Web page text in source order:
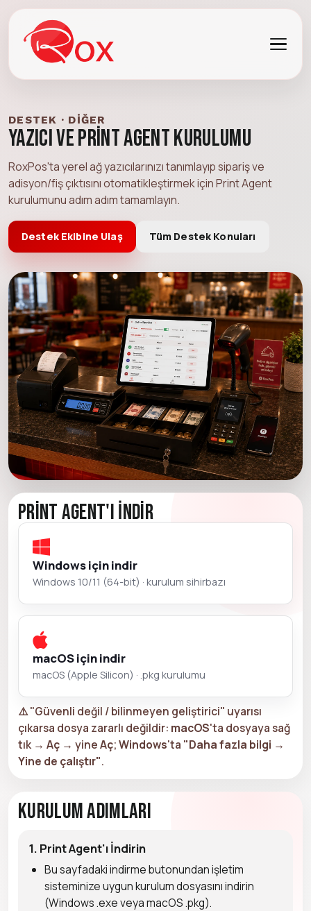
DESTEK · DIĞER
Yazıcı ve Print Agent Kurulumu
RoxPos'ta yerel ağ yazıcılarınızı tanımlayıp sipariş ve
adisyon/fiş çıktısını otomatikleştirmek için Print Agent
kurulumunu adım adım tamamlayın.
Destek Ekibine Ulaş Tüm Destek Konuları
Print Agent'ı İndir
Windows için indir
Windows 10/11 (64-bit) · kurulum sihirbazı
macOS için indir
macOS (Apple Silicon) · .pkg kurulumu
⚠️ "Güvenli değil / bilinmeyen geliştirici" uyarısı
çıkarsa dosya zararlı değildir: macOS'ta dosyaya sağ
tık → Aç → yineAç;Windows'ta "Daha fazla bilgi →
Yine de çalıştır".
Kurulum Adımları
1. Print Agent'ı İndirin
Bu sayfadaki indirme butonundan işletim
sisteminize uygun kurulum dosyasını indirin
(Windows .exe veya macOS .pkg).